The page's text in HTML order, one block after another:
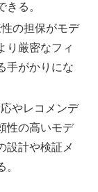
る。
の担保がモデ
り厳密なフィ
手がかりにな
やレコメンデ
性の高いモデ
設計や検証メ